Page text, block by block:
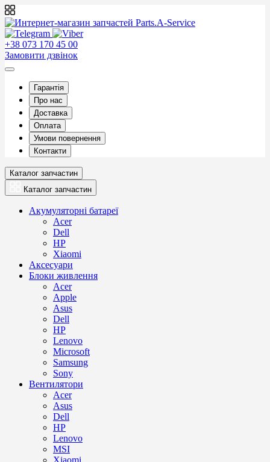
+38 073 170 45 00
Замовити дзвінок
Гарантія
Про нас
Доставка
Оплата
Умови повернення
Контакти
Каталог запчастин
Каталог запчастин
Акумуляторні батареї
Acer
Dell
HP
Xiaomi
Аксесуари
Блоки живлення
Acer
Apple
Asus
Dell
HP
Lenovo
Microsoft
Samsung
Sony
Вентилятори
Acer
Asus
Dell
HP
Lenovo
MSI
Xiaomi